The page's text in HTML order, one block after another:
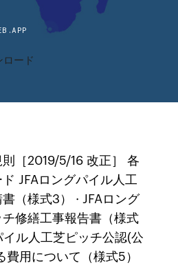
ード
［2019/5/16 改正］ 各
JFAロングパイル人工
（様式3） · JFAロング
修繕工事報告書（様式
イル人工芝ピッチ公認(公
用について（様式5）